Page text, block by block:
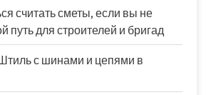
считать сметы, если вы не
путь для строителей и бригад
с шинами и цепями в